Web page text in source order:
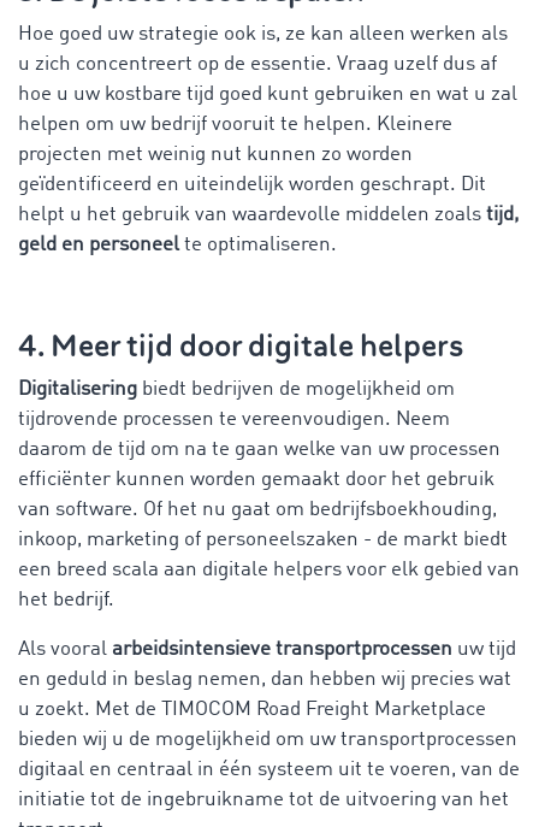
Hoe goed uw strategie ook is, ze kan alleen werken als
u zich concentreert op de essentie. Vraag uzelf dus af
hoe u uw kostbare tijd goed kunt gebruiken en wat u zal
helpen om uw bedrijf vooruit te helpen. Kleinere
projecten met weinig nut kunnen zo worden
geïdentificeerd en uiteindelijk worden geschrapt. Dit
helpt u het gebruik van waardevolle middelen zoals tijd,
geld en personeelte optimaliseren.
4. Meer tijd door digitale helpers
Digitalisering biedt bedrijven de mogelijkheid om
tijdrovende processen te vereenvoudigen. Neem
daarom de tijd om na te gaan welke van uw processen
efficiënter kunnen worden gemaakt door het gebruik
van software. Of het nu gaat om bedrijfsboekhouding,
inkoop, marketing of personeelszaken - de markt biedt
een breed scala aan digitale helpers voor elk gebied van
het bedrijf.
Als vooral arbeidsintensieve transportprocessen uw tijd
en geduld in beslag nemen, dan hebben wij precies wat
u zoekt. Met de TIMOCOM Road Freight Marketplace
bieden wij u de mogelijkheid om uw transportprocessen
digitaal en centraal in één systeem uit te voeren, van de
initiatie tot de ingebruikname tot de uitvoering van het